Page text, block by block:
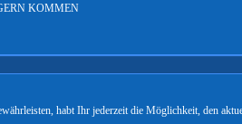
KOMMEN
habt Ihr jederzeit die Möglichkeit, den